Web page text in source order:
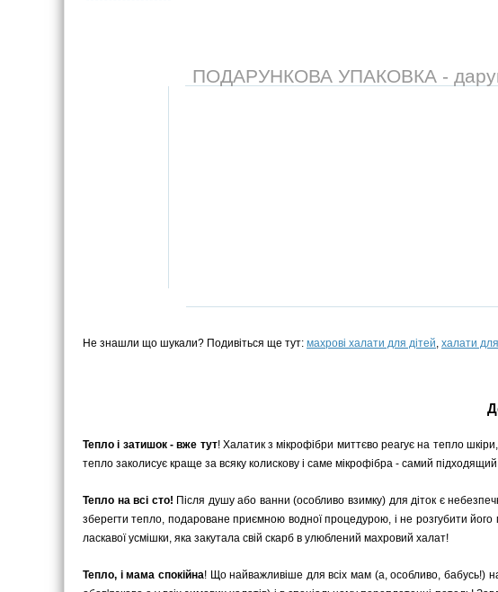
ПОДАРУНКОВА УПАКОВКА -
Не знашли що шукали? Подивіться ще тут: махрові халати для дітей, халати
Тепло і затишок - вже тут! Халатик з мікрофібри миттєво реагує на тепло
тепло заколисує краще за всяку колискову і саме мікрофібра - самий
Тепло на всі сто! Після душу або ванни (особливо взимку) для діток є
зберегти тепло, подароване приємною водної процедурою, і не розгубити його
ласкавої усмішки, яка закутала свій скарб в улюблений махровий халат!
Тепло, і мама спокійна! Що найважливіше для всіх мам (а, особливо, бабусь!)